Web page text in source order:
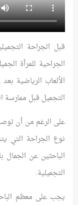
قبل الجراحة
الجراحية للمرأة
الألعاب الرياضية
التجميل قبل ممارسة
على الرغم من أن
نوع الجراحة التي
الباحثين عن الجمال
التجميلية.
يجب على معظم